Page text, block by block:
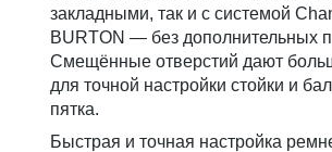
закладными, так и с системой
BURTON — без дополнительных
Смещённые отверстий дают
для точной настройки стойки и
пятка.
Быстрая и точная настройка